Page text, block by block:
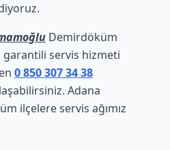
Demirdöküm
garantili servis hizmeti
0 850 307 34 38
Adana
ilçelere servis ağımız